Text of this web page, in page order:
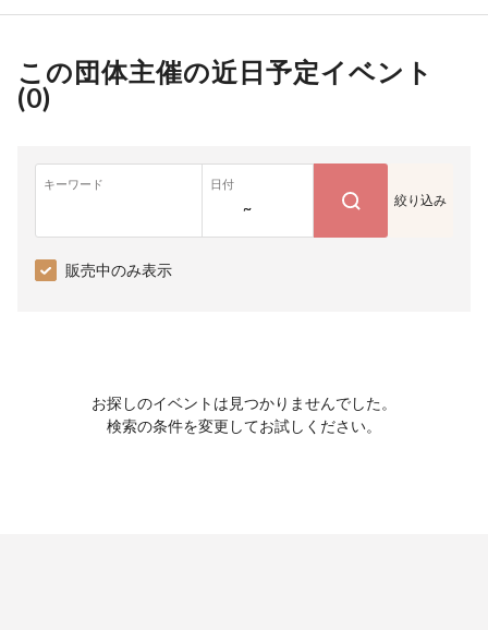
この団体主催の近日予定イベント
(0)
キーワード 日付
~ 絞り込み
販売中のみ表示
お探しのイベントは見つかりませんでした。
検索の条件を変更してお試しください。